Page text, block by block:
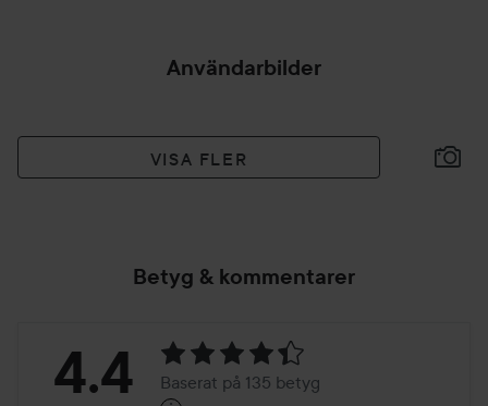
Användarbilder
VISA FLER
Betyg & kommentarer
Betyg:
4.4 Baserat på 135 betyg